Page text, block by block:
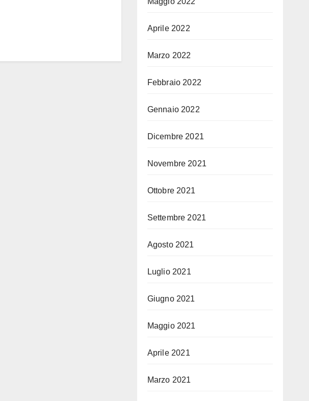
Aprile 2022
Marzo 2022
Febbraio 2022
Gennaio 2022
Dicembre 2021
Novembre 2021
Ottobre 2021
Settembre 2021
Agosto 2021
Luglio 2021
Giugno 2021
Maggio 2021
Aprile 2021
Marzo 2021